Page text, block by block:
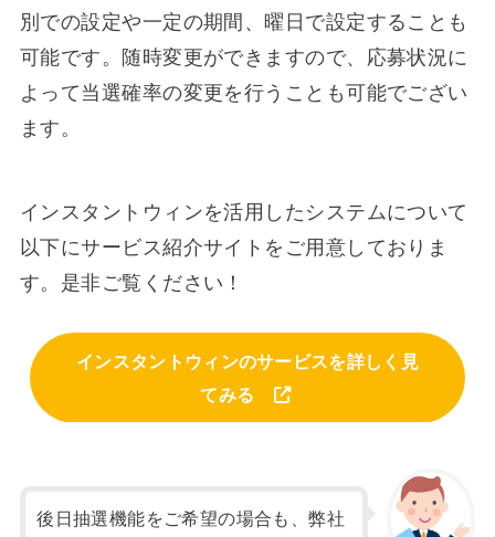
別での設定や一定の期間、曜日で設定することも
可能です。随時変更ができますので、応募状況に
よって当選確率の変更を行うことも可能でござい
ます。
インスタントウィンを活用したシステムについて
以下にサービス紹介サイトをご用意しておりま
す。是非ご覧ください！
インスタントウィンのサービスを詳しく見
てみる
後日抽選機能をご希望の場合も、弊社